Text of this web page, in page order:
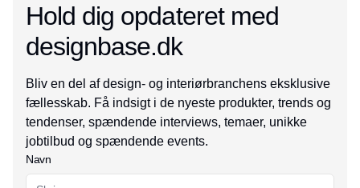
Hold dig opdateret med
designbase.dk
Bliv en del af design- og interiørbranchens eksklusive
fællesskab. Få indsigt i de nyeste produkter, trends og
tendenser, spændende interviews, temaer, unikke
jobtilbud og spændende events.
Navn